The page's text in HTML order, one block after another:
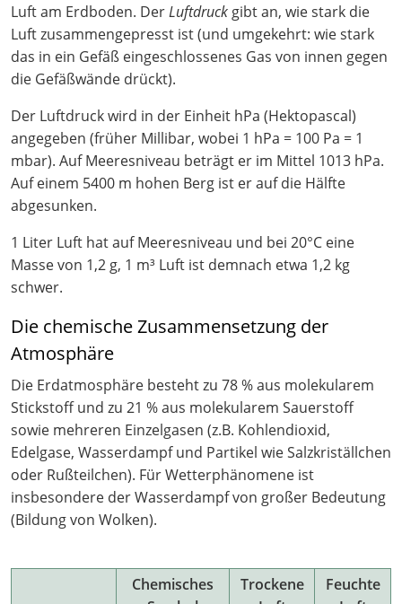
Luft am Erdboden. DerLuftdruck gibt an, wie stark die
Luft zusammengepresst ist (und umgekehrt: wie stark
das in ein Gefäß eingeschlossenes Gas von innen gegen
die Gefäßwände drückt).
Der Luftdruck wird in der Einheit hPa (Hektopascal)
angegeben (früher Millibar, wobei 1 hPa = 100 Pa = 1
mbar). Auf Meeresniveau beträgt er im Mittel 1013 hPa.
Auf einem 5400 m hohen Berg ist er auf die Hälfte
abgesunken.
1 Liter Luft hat auf Meeresniveau und bei 20°C eine
Masse von 1,2 g, 1 m³ Luft ist demnach etwa 1,2 kg
schwer.
Die chemische Zusammensetzung der
Atmosphäre
Die Erdatmosphäre besteht zu 78 % aus molekularem
Stickstoff und zu 21 % aus molekularem Sauerstoff
sowie mehreren Einzelgasen (z.B. Kohlendioxid,
Edelgase, Wasserdampf und Partikel wie Salzkriställchen
oder Rußteilchen). Für Wetterphänomene ist
insbesondere der Wasserdampf von großer Bedeutung
(Bildung von Wolken).
Chemisches
Trockene
Feuchte